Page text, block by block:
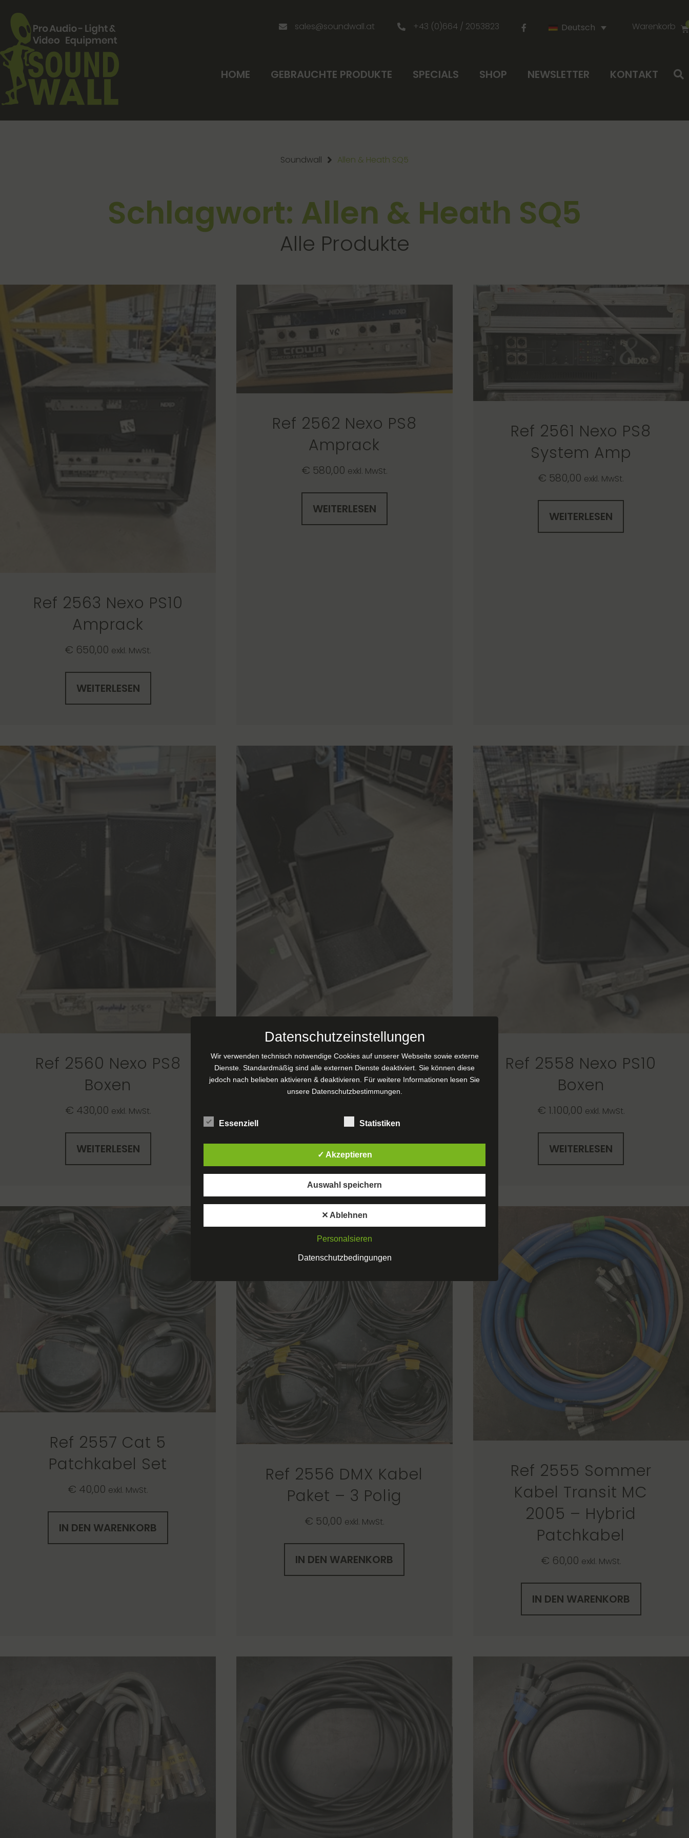
sales@soundwall.at +43 (0)664 / 2053823 Deutsch Warenkorb
HOME GEBRAUCHTE PRODUKTE SPECIALS SHOP NEWSLETTER KONTAKT
Soundwall Allen & Heath SQ5
Schlagwort: Allen & Heath SQ5
Alle Produkte
Ref 2563 Nexo PS10
Amprack
€ 650,00 exkl. MwSt.
WEITERLESEN
Ref 2562 Nexo PS8
Amprack
€ 580,00 exkl. MwSt.
WEITERLESEN
Ref 2561 Nexo PS8
System Amp
€ 580,00 exkl. MwSt.
WEITERLESEN
Ref 2560 Nexo PS8
Boxen
€ 430,00 exkl. MwSt.
WEITERLESEN
Ref 2559 Nexo PS15
Boxen
WEITERLESEN
Ref 2558 Nexo PS10
Boxen
€ 1.100,00 exkl. MwSt.
WEITERLESEN
Ref 2557 Cat 5
Patchkabel Set
€ 40,00 exkl. MwSt.
IN DEN WARENKORB
Ref 2556 DMX Kabel
Paket – 3 Polig
€ 50,00 exkl. MwSt.
IN DEN WARENKORB
Ref 2555 Sommer
Kabel Transit MC
2005 – Hybrid
Patchkabel
€ 60,00 exkl. MwSt.
IN DEN WARENKORB
Datenschutzeinstellungen
Wir verwenden technisch notwendige Cookies auf unserer Webseite sowie externe
Dienste. Standardmäßig sind alle externen Dienste deaktiviert. Sie können diese
jedoch nach belieben aktivieren & deaktivieren. Für weitere Informationen lesen Sie
unsere Datenschutzbestimmungen
Essenziell Statistiken
✓ Akzeptieren
Auswahl speichern
✕ Ablehnen
Personalsieren
Datenschutzbedingungen